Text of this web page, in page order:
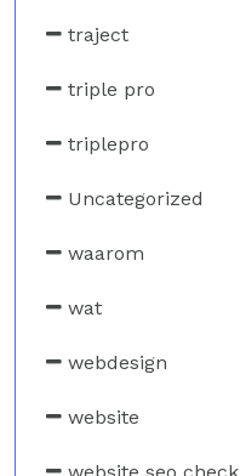
traject
triple pro
triplepro
Uncategorized
waarom
wat
webdesign
website
website seo check